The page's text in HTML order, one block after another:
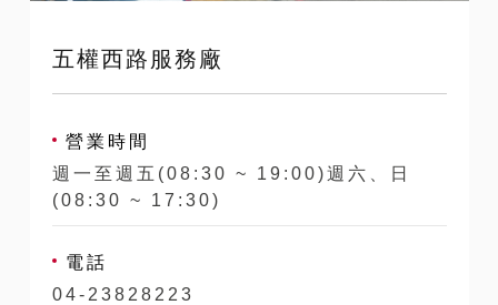
五權西路服務廠
營業時間
週一至週五(08:30 ~ 19:00)週六、日
(08:30 ~ 17:30)
電話
04-23828223